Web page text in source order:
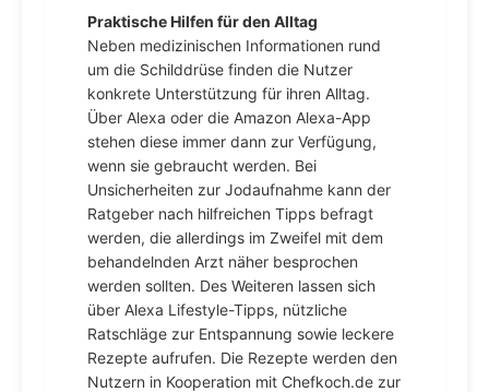
Praktische Hilfen für den Alltag
Neben medizinischen Informationen rund
um die Schilddrüse finden die Nutzer
konkrete Unterstützung für ihren Alltag.
Über Alexa oder die Amazon Alexa-App
stehen diese immer dann zur Verfügung,
wenn sie gebraucht werden. Bei
Unsicherheiten zur Jodaufnahme kann der
Ratgeber nach hilfreichen Tipps befragt
werden, die allerdings im Zweifel mit dem
behandelnden Arzt näher besprochen
werden sollten. Des Weiteren lassen sich
über Alexa Lifestyle-Tipps, nützliche
Ratschläge zur Entspannung sowie leckere
Rezepte aufrufen. Die Rezepte werden den
Nutzern in Kooperation mit Chefkoch.de zur